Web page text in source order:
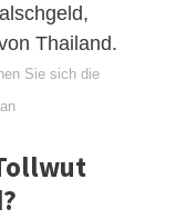
Thailand.
Sie sich die